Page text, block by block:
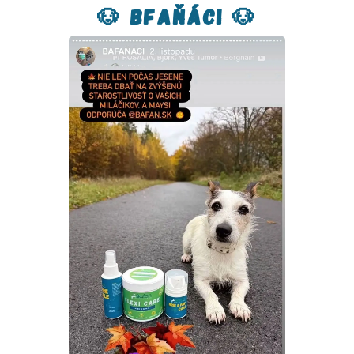
🐶 Bfaňáci 🐶